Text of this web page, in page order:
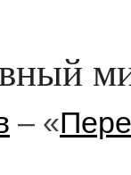
– «